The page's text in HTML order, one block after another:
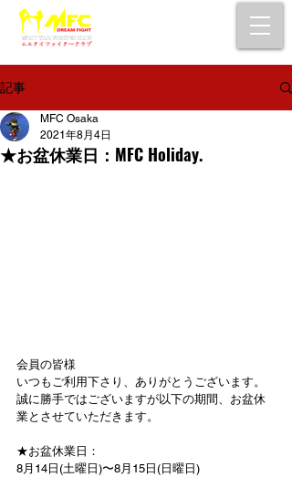
記事
★お盆休業日：MFC Holiday.
MFC Osaka
2021年8月4日
会員の皆様
いつもご利用下さり、ありがとうございます。
誠に勝手ではございますが以下の期間、お盆休
業とさせていただきます。
★お盆休業日：
8月14日(土曜日)〜8月15日(日曜日)